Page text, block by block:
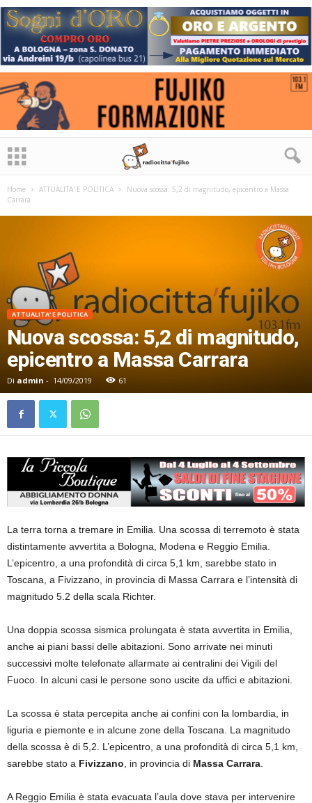
Home ATTUALITA' E POLITICA
Nuova scossa: 5,2 di magnitudo, epicentro a Massa
Carrara
ATTUALITA' E POLITICA
Nuova scossa: 5,2 di magnitudo,
epicentro a Massa Carrara
Di admin - 14/09/2019 61
La terra torna a tremare in Emilia. Una scossa di terremoto è stata
distintamente avvertita a Bologna, Modena e Reggio Emilia.
L’epicentro, a una profondità di circa 5,1 km, sarebbe stato in
Toscana, a Fivizzano, in provincia di Massa Carrara e l’intensità di
magnitudo 5.2 della scala Richter.
Una doppia scossa sismica prolungata è stata avvertita in Emilia,
anche ai piani bassi delle abitazioni. Sono arrivate nei minuti
successivi molte telefonate allarmate ai centralini dei Vigili del
Fuoco. In alcuni casi le persone sono uscite da uffici e abitazioni.
La scossa è stata percepita anche ai confini con la lombardia, in
liguria e piemonte e in alcune zone della Toscana. La magnitudo
della scossa è di 5,2. L’epicentro, a una profondità di circa 5,1 km,
sarebbe stato a Fivizzano , in provincia di Massa Carrara
A Reggio Emilia è stata evacuata l’aula dove stava per intervenire